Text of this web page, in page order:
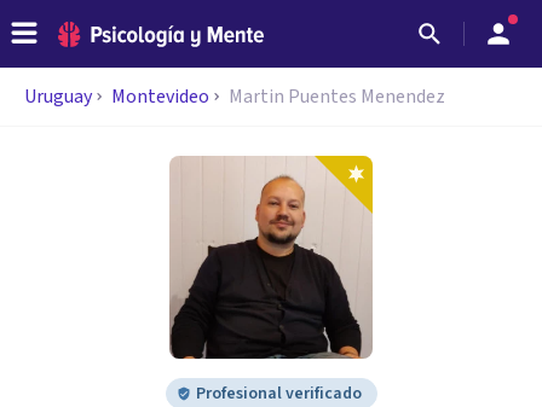
Uruguay Montevideo Martin Puentes Menendez
Profesional verificado